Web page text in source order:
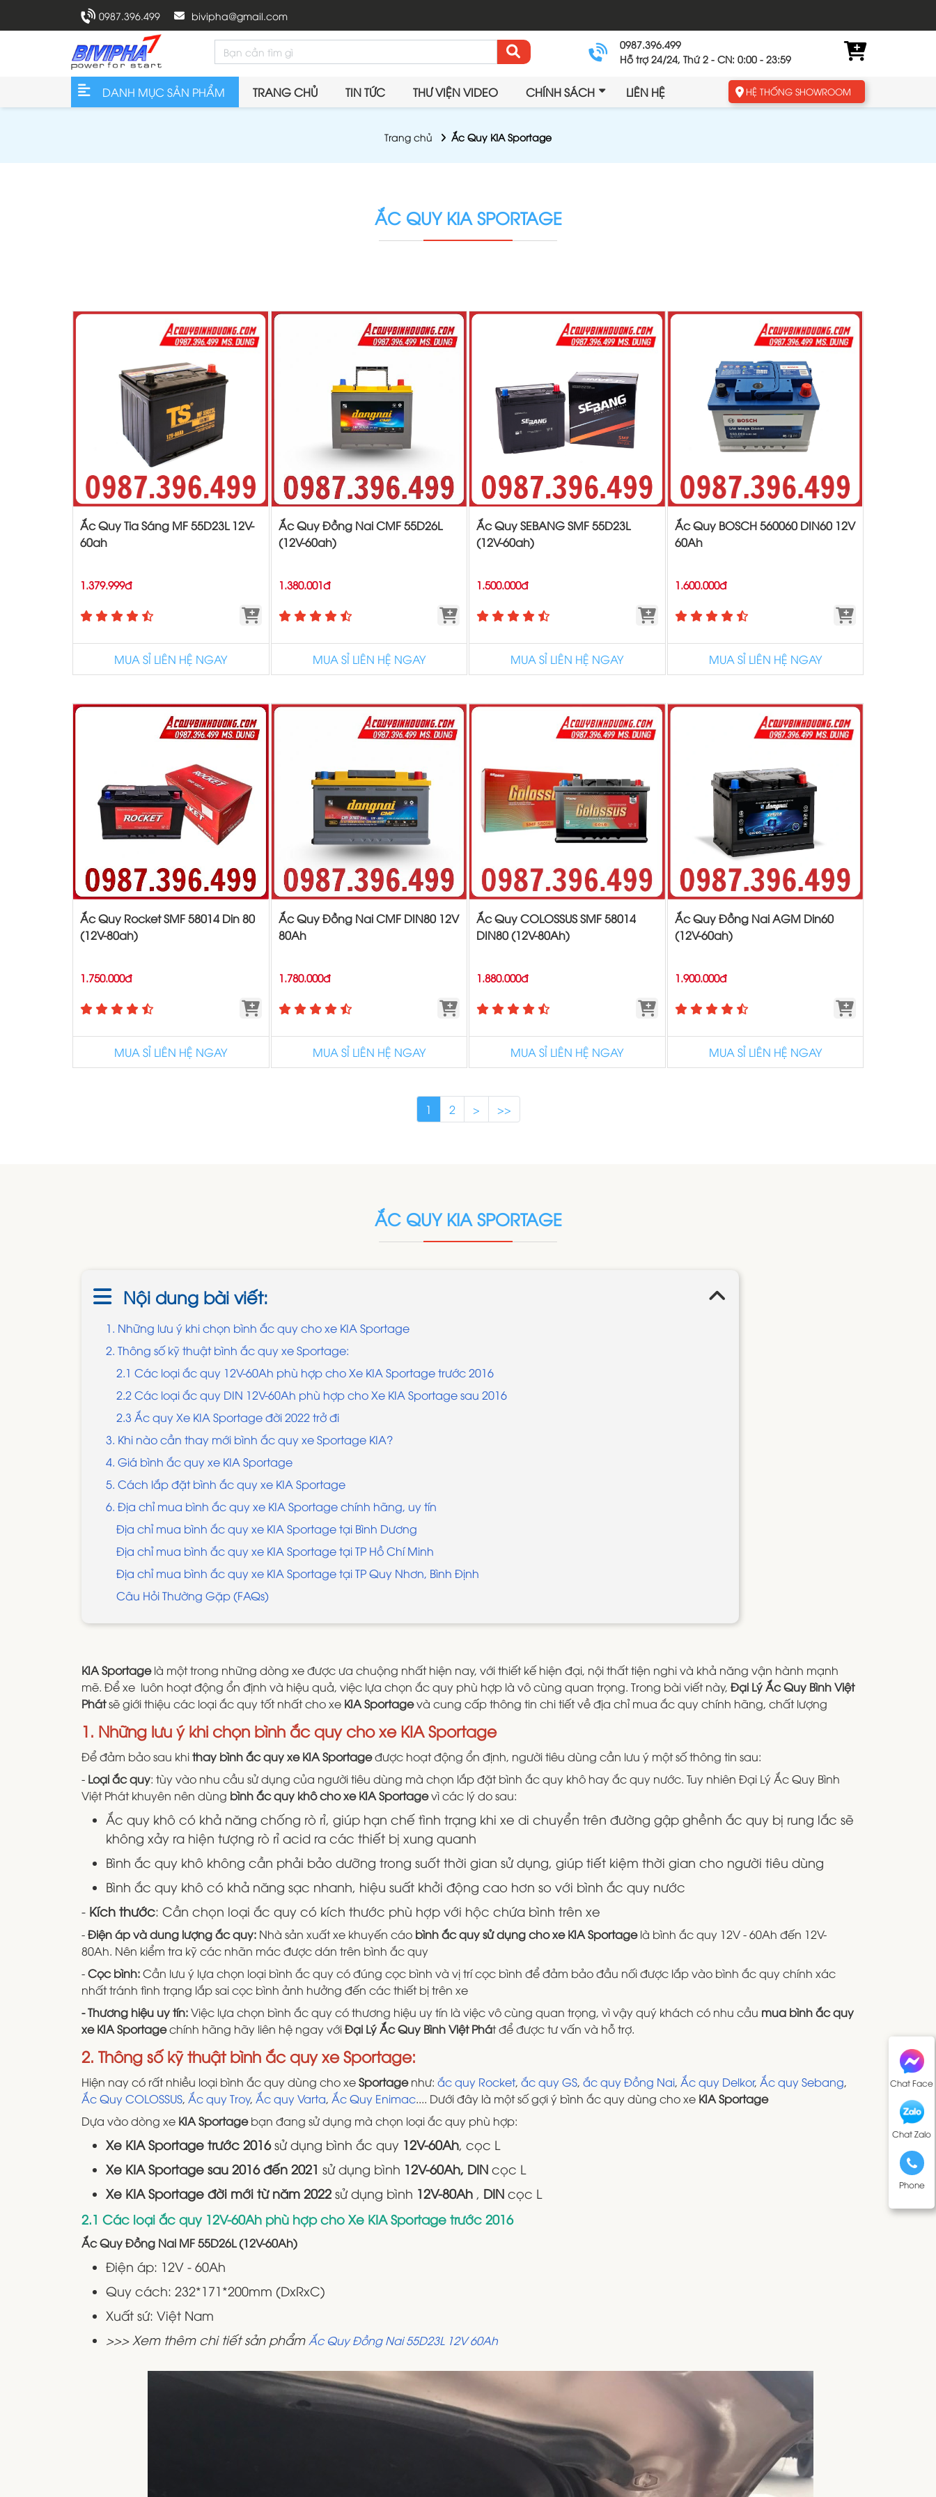
0987.396.499 bivipha@gmail.com
0987.396.499
Hỗ trợ 24/24, Thứ 2 - CN: 0:00 - 23:59
DANH MỤC SẢN PHẨM TRANG CHỦ TIN TỨC THƯ VIỆN VIDEO CHÍNH SÁCH LIÊN HỆ HỆ THỐNG SHOWROOM
Chat Face
Chat Zalo
Phone
Trang chủ Ắc Quy KIA Sportage
ẮC QUY KIA SPORTAGE
Ắc Quy Tia Sáng MF 55D23L 12V-
60ah
1.379.999đ
MUA SỈ LIÊN HỆ NGAY
Ắc Quy Đồng Nai CMF 55D26L
(12V-60ah)
1.380.001đ
MUA SỈ LIÊN HỆ NGAY
Ắc Quy SEBANG SMF 55D23L
(12V-60ah)
1.500.000đ
MUA SỈ LIÊN HỆ NGAY
Ắc Quy BOSCH 560060 DIN60 12V
60Ah
1.600.000đ
MUA SỈ LIÊN HỆ NGAY
Ắc Quy Rocket SMF 58014 Din 80
(12V-80ah)
1.750.000đ
MUA SỈ LIÊN HỆ NGAY
Ắc Quy Đồng Nai CMF DIN80 12V
80Ah
1.780.000đ
MUA SỈ LIÊN HỆ NGAY
Ắc Quy COLOSSUS SMF 58014
DIN80 (12V-80Ah)
1.880.000đ
MUA SỈ LIÊN HỆ NGAY
Ắc Quy Đồng Nai AGM Din60
(12V-60ah)
1.900.000đ
MUA SỈ LIÊN HỆ NGAY
1 2 > >>
ẮC QUY KIA SPORTAGE
Nội dung bài viết:
1. Những lưu ý khi chọn bình ắc quy cho xe KIA Sportage
2. Thông số kỹ thuật bình ắc quy xe Sportage:
2.1 Các loại ắc quy 12V-60Ah phù hợp cho Xe KIA Sportage trước 2016
2.2 Các loại ắc quy DIN 12V-60Ah phù hợp cho Xe KIA Sportage sau 2016
2.3 Ắc quy Xe KIA Sportage đời 2022 trở đi
3. Khi nào cần thay mới bình ắc quy xe Sportage KIA?
4. Giá bình ắc quy xe KIA Sportage
5. Cách lắp đặt bình ắc quy xe KIA Sportage
6. Địa chỉ mua bình ắc quy xe KIA Sportage chính hãng, uy tín
Địa chỉ mua bình ắc quy xe KIA Sportage tại Bình Dương
Địa chỉ mua bình ắc quy xe KIA Sportage tại TP Hồ Chí Minh
Địa chỉ mua bình ắc quy xe KIA Sportage tại TP Quy Nhơn, Bình Định
Câu Hỏi Thường Gặp (FAQs)
KIA Sportagelà một trong những dòng xe được ưa chuộng nhất hiện nay, với thiết kế hiện đại, nội thất tiện nghi và khả năng vận hành mạnh
mẽ. Để xe luôn hoạt động ổn định và hiệu quả, việc lựa chọn ắc quy phù hợp là vô cùng quan trọng. Trong bài viết này, Đại Lý Ắc Quy Bình Việt
Phátsẽ giới thiệu các loại ắc quy tốt nhất cho xe KIA Sportagevà cung cấp thông tin chi tiết về địa chỉ mua ắc quy chính hãng, chất lượng
1. Những lưu ý khi chọn bình ắc quy cho xe KIA Sportage
Để đảm bảo sau khithay bình ắc quy xe KIA Sportageđược hoạt động ổn định, người tiêu dùng cần lưu ý một số thông tin sau:
- Loại ắc quy: tùy vào nhu cầu sử dụng của người tiêu dùng mà chọn lắp đặt bình ắc quy khô hay ắc quy nước. Tuy nhiên Đại Lý Ắc Quy Bình
Việt Phát khuyên nên dùng bình ắc quy khô cho xe KIA Sportagevì các lý do sau:
Ắc quy khô có khả năng chống rò rỉ, giúp hạn chế tình trạng khi xe di chuyển trên đường gập ghềnh ắc quy bị rung lắc sẽ
không xảy ra hiện tượng rò rỉ acid ra các thiết bị xung quanh
Bình ắc quy khô không cần phải bảo dưỡng trong suốt thời gian sử dụng, giúp tiết kiệm thời gian cho người tiêu dùng
Bình ắc quy khô có khả năng sạc nhanh, hiệu suất khởi động cao hơn so với bình ắc quy nước
- Kích thước: Cần chọn loại ắc quy có kích thước phù hợp với hộc chứa bình trên xe
-Điện áp và dung lượng ắc quy: Nhà sản xuất xe khuyến cáo bình ắc quy sử dụng cho xe KIA Sportagelà bình ắc quy 12V - 60Ah đến 12V-
80Ah. Nên kiểm tra kỹ các nhãn mác được dán trên bình ắc quy
-Cọc bình:Cần lưu ý lựa chọn loại bình ắc quy có đúng cọc bình và vị trí cọc bình để đảm bảo đầu nối được lắp vào bình ắc quy chính xác
nhất tránh tình trạng lắp sai cọc bình ảnh hưởng đến các thiết bị trên xe
- Thương hiệu uy tín:Việc lựa chọn bình ắc quy có thương hiệu uy tín là việc vô cùng quan trọng, vì vậy quý khách có nhu cầu mua bình ắc quy
xe KIA Sportagechính hãng hãy liên hệ ngay vớiĐại Lý Ắc Quy Bình Việt Phát để được tư vấn và hỗ trợ.
2. Thông số kỹ thuật bình ắc quy xe Sportage:
Hiện nay có rất nhiều loại bình ắc quy dùng cho xeSportagenhư: ắc quy Rocket, ắc quy GS, ắc quy Đồng Nai, Ắc quy Delkor, Ắc quy Sebang,
Ắc Quy COLOSSUS, Ắc quy Troy, Ắc quy Varta, Ắc Quy Enimac.... Dưới đây là một số gợi ý bình ắc quy dùng cho xe KIA Sportage
Dựa vào dòng xe KIA Sportagebạn đang sử dụng mà chọn loại ắc quy phù hợp:
Xe KIA Sportage trước 2016sử dụng bình ắc quy 12V-60Ah, cọc L
Xe KIA Sportage sau 2016 đến 2021 sử dụng bình 12V-60Ah, DIN cọc L
Xe KIA Sportage đời mới từ năm 2022 sử dụng bình 12V-80Ah , DIN cọc L
2.1 Các loại ắc quy 12V-60Ah phù hợp cho Xe KIA Sportage trước 2016
Ắc Quy Đồng Nai MF 55D26L (12V-60Ah)
Điện áp: 12V - 60Ah
Quy cách: 232*171*200mm (DxRxC)
Xuất sứ: Việt Nam
>>> Xem thêm chi tiết sản phẩm Ắc Quy Đồng Nai 55D23L 12V 60Ah